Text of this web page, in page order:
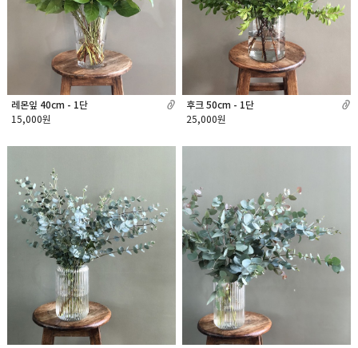
레몬잎 40cm - 1단
15,000원
후크 50cm - 1단
25,000원